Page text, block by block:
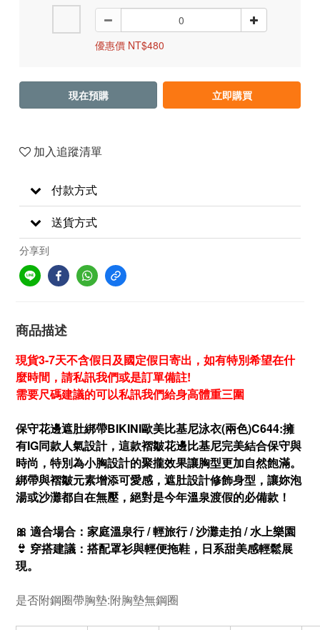
優惠價 NT$480
現在預購 立即購買
加入追蹤清單
付款方式
送貨方式
分享到
商品描述
現貨3-7天不含假日及國定假日寄出，如有特別希望在什
麼時間，請私訊我們或是訂單備註!
需要尺碼建議的可以私訊我們給身高體重三圍
保守花邊遮肚綁帶BIKINI歐美比基尼泳衣(兩色)C644:擁
有IG同款人氣設計，這款褶皺花邊比基尼完美結合保守與
時尚，特別為小胸設計的聚攏效果讓胸型更加自然飽滿。
綁帶與褶皺元素增添可愛感，遮肚設計修飾身型，讓妳泡
湯或沙灘都自在無壓，絕對是今年溫泉渡假的必備款！
🎀 適合場合：家庭溫泉行 / 輕旅行 / 沙灘走拍 / 水上樂園
👙 穿搭建議：搭配罩衫與輕便拖鞋，日系甜美感輕鬆展
現。
是否附鋼圈帶胸墊:附胸墊無鋼圈